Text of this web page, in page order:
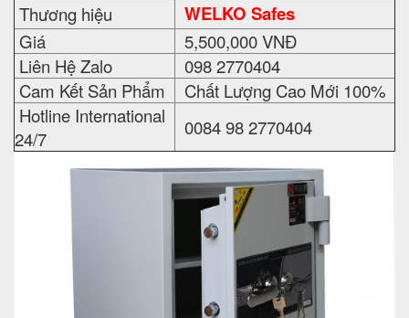
Thương hiệu
WELKO Safes
Giá
5,500,000 VNĐ
Liên Hệ Zalo
098 2770404
Cam Kết Sản Phẩm
Chất Lượng Cao Mới 100%
Hotline International
24/7
0084 98 2770404